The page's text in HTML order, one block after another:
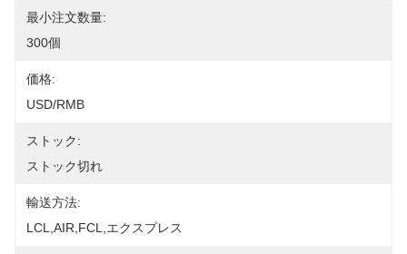
最小注文数量:
300個
価格:
USD/RMB
ストック:
ストック切れ
輸送方法:
LCL,AIR,FCL,エクスプレス